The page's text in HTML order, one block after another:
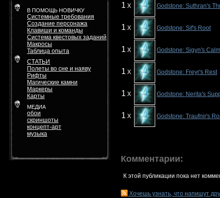
В ПОМОЩЬ НОВИЧКУ
Системные требования
Создание персонажа
Клавиши и команды
Система квестовых заданий
Макросы
Таблица опыта
СТАТЬИ
Полеты во сне и наяву
Рифты
Магические камни
Маркеры
Карты
МЕДИА
обои
скриншоты
концепт-арт
музыка
1 X Godstone: Suthran's
1 X Godstone: Sif's Root
1 X Godstone: Sigyn's
1 X Godstone: Freyr's Rest
1 X Godstone: Nerita's
1 X Godstone: Traufnir's
Комментарии:
К этой публикации пока нет
Хочешь узнать, что напишут